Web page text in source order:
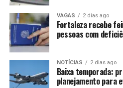
VAGAS 2 dias ago
Fortaleza recebe
pessoas com
NOTÍCIAS 2 dias ago
Baixa temporada:
planejamento para